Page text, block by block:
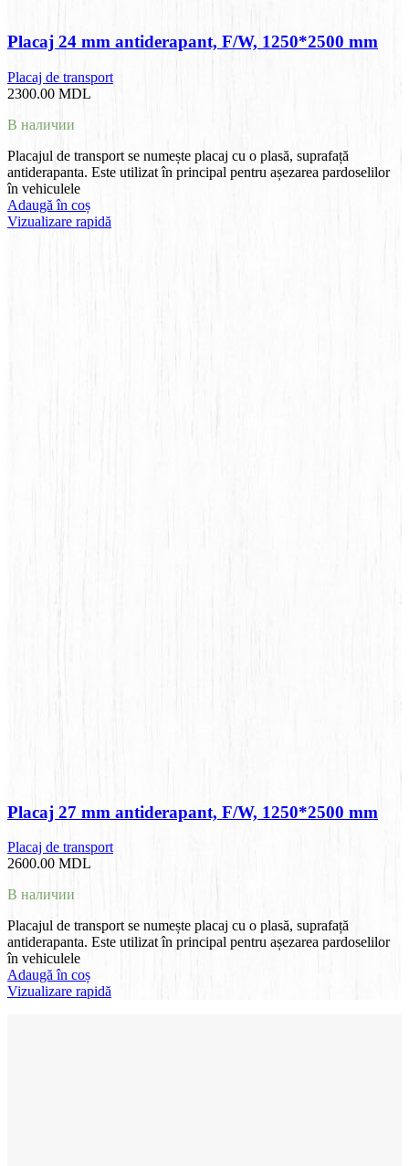
Placaj 24 mm antiderapant, F/W, 1250*2500 mm
Placaj de transport
2300.00 MDL
В наличии
Placajul de transport se numește placaj cu o plasă, suprafață
antiderapanta. Este utilizat în principal pentru așezarea pardoselilor
în vehiculele
Adaugă în coș
Vizualizare rapidă
Placaj 27 mm antiderapant, F/W, 1250*2500 mm
Placaj de transport
2600.00 MDL
В наличии
Placajul de transport se numește placaj cu o plasă, suprafață
antiderapanta. Este utilizat în principal pentru așezarea pardoselilor
în vehiculele
Adaugă în coș
Vizualizare rapidă